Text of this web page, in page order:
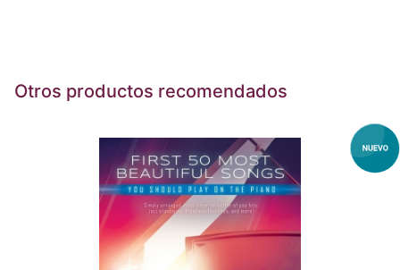
Otros productos recomendados